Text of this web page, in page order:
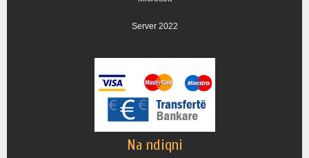
Server 2022
Na ndiqni